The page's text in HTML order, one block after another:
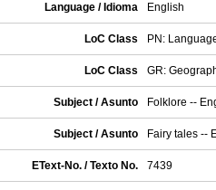
Language / Idioma English
LoC Class PN:
LoC Class GR:
Subject / Asunto Folklore --
Subject / Asunto Fairy tales --
EText-No. / Texto No. 7439